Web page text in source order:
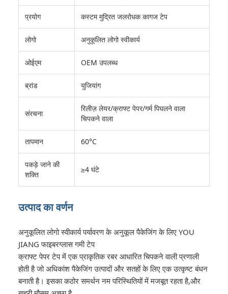
प्रयोग कस्टम मुद्रित जलरोधक कागज टेप
लोगो अनुकूलित लोगो स्वीकार्य
ओईएम OEM उपलब्ध
ब्रांड युजियांग
संरचना
रिलीज़ लेयर/क्राफ्ट पेपर/गर्म पिघलने वाला
चिपकने वाला
तापमान 60°C
पकड़े जाने की
शक्ति
≥4 घंटे
उत्पाद का वर्णन
अनुकूलित लोगो स्वीकार्य पर्यावरण के अनुकूल पैकेजिंग के लिए YOU
JIANG फाइबरग्लास गमी टेप
क्राफ्ट पेपर टेप में एक प्राकृतिक रबर आधारित चिपकने वाली प्रणाली
होती है जो अधिकांश पैकेजिंग उत्पादों और सतहों के लिए एक उत्कृष्ट बंधन
बनाती है। इसका कठोर समर्थन नम परिस्थितियों में मजबूत रहता है,और